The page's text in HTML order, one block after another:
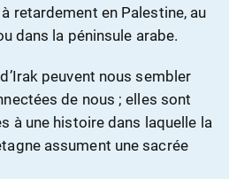
retardement en Palestine, au
dans la péninsule arabe.
peuvent nous sembler
de nous ; elles sont
à une histoire dans laquelle la
assument une sacrée